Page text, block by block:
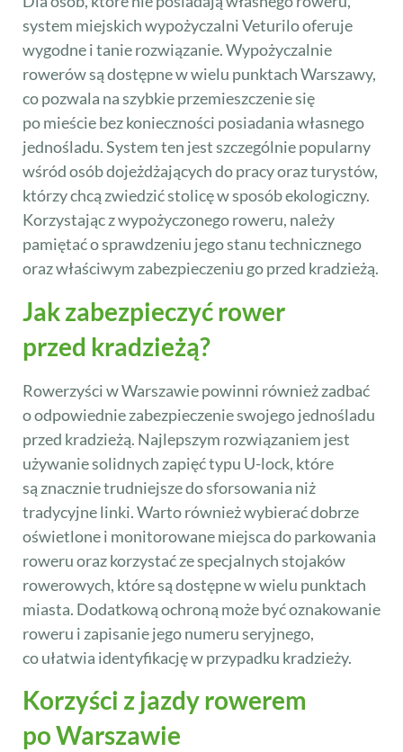
system miejskich wypożyczalni Veturilo oferuje
wygodne i tanie rozwiązanie. Wypożyczalnie
rowerów są dostępne w wielu punktach Warszawy,
co pozwala na szybkie przemieszczenie się
po mieście bez konieczności posiadania własnego
jednośladu. System ten jest szczególnie popularny
wśród osób dojeżdżających do pracy oraz turystów,
którzy chcą zwiedzić stolicę w sposób ekologiczny.
Korzystając z wypożyczonego roweru, należy
pamiętać o sprawdzeniu jego stanu technicznego
oraz właściwym zabezpieczeniu go przed kradzieżą.
Jak zabezpieczyć rower
przed kradzieżą?
Rowerzyści w Warszawie powinni również zadbać
o odpowiednie zabezpieczenie swojego jednośladu
przed kradzieżą. Najlepszym rozwiązaniem jest
używanie solidnych zapięć typu U-lock, które
są znacznie trudniejsze do sforsowania niż
tradycyjne linki. Warto również wybierać dobrze
oświetlone i monitorowane miejsca do parkowania
roweru oraz korzystać ze specjalnych stojaków
rowerowych, które są dostępne w wielu punktach
miasta. Dodatkową ochroną może być oznakowanie
roweru i zapisanie jego numeru seryjnego,
co ułatwia identyfikację w przypadku kradzieży.
Korzyści z jazdy rowerem
po Warszawie